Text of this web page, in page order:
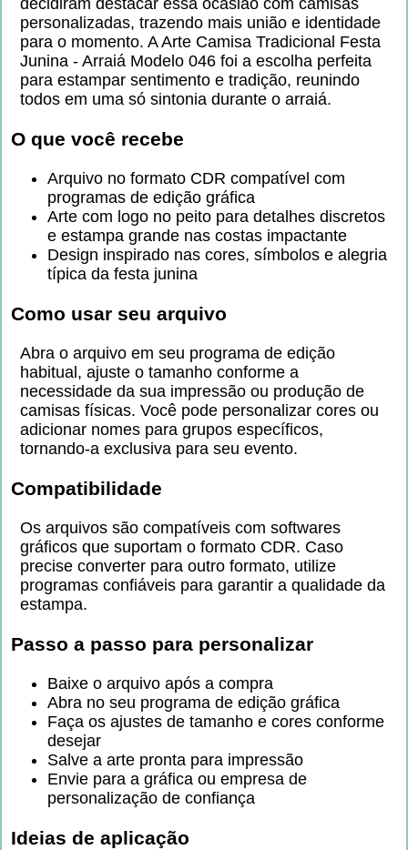
personalizadas, trazendo mais união e identidade
para o momento. A Arte Camisa Tradicional Festa
Junina - Arraiá Modelo 046 foi a escolha perfeita
para estampar sentimento e tradição, reunindo
todos em uma só sintonia durante o arraiá.
O que você recebe
Arquivo no formato CDR compatível com
programas de edição gráfica
Arte com logo no peito para detalhes discretos
e estampa grande nas costas impactante
Design inspirado nas cores, símbolos e alegria
típica da festa junina
Como usar seu arquivo
Abra o arquivo em seu programa de edição
habitual, ajuste o tamanho conforme a
necessidade da sua impressão ou produção de
camisas físicas. Você pode personalizar cores ou
adicionar nomes para grupos específicos,
tornando-a exclusiva para seu evento.
Compatibilidade
Os arquivos são compatíveis com softwares
gráficos que suportam o formato CDR. Caso
precise converter para outro formato, utilize
programas confiáveis para garantir a qualidade da
estampa.
Passo a passo para personalizar
Baixe o arquivo após a compra
Abra no seu programa de edição gráfica
Faça os ajustes de tamanho e cores conforme
desejar
Salve a arte pronta para impressão
Envie para a gráfica ou empresa de
personalização de confiança
Ideias de aplicação